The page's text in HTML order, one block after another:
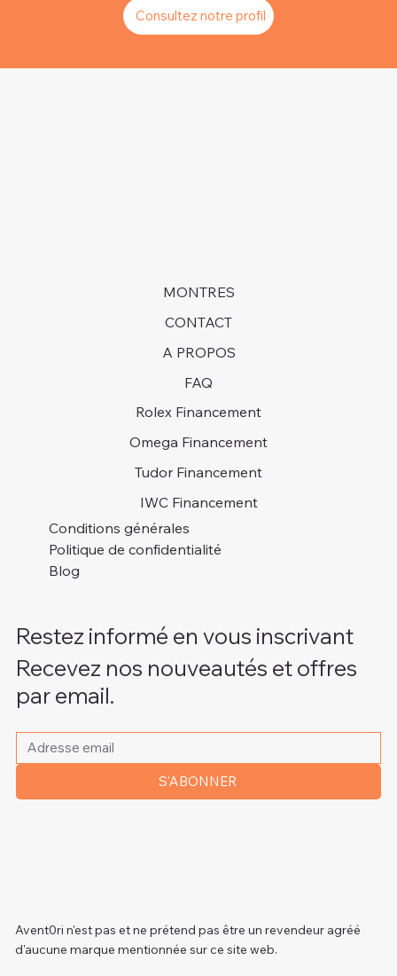
Consultez notre profil
MONTRES
CONTACT
A PROPOS
FAQ
Rolex Financement
Omega Financement
Tudor Financement
IWC Financement
Conditions générales
Politique de confidentialité
Blog
Restez informé en vous inscrivant
Recevez nos nouveautés et offres
par email.
Veuillez indiquer votre adresse e-mail
S'ABONNER
Avent0ri n'est pas et ne prétend pas être un revendeur agréé
d'aucune marque mentionnée sur ce site web.